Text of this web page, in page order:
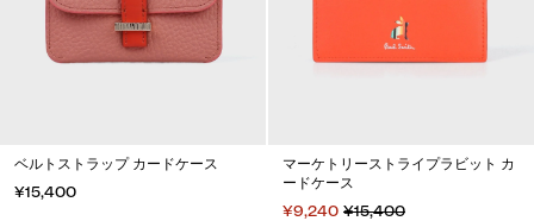
ベルトストラップ カードケース
¥15,400
マーケトリーストライプラビット カ
ードケース
¥9,240 ¥15,400